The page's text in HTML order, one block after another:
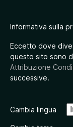
Informativa sulla
Eccetto dove
questo sito sono
Attribuzione
successive.
Cambia lingua